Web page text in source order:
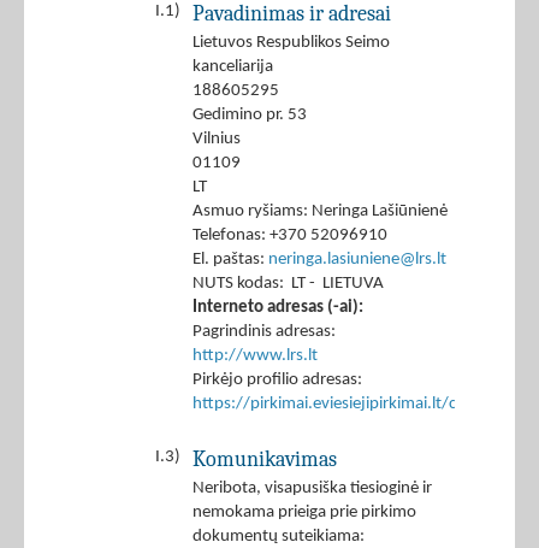
I.1) Pavadinimas ir adresai
Lietuvos Respublikos Seimo
kanceliarija
188605295
Gedimino pr. 53
Vilnius
01109
LT
Asmuo ryšiams: Neringa Lašiūnienė
Telefonas: +370 52096910
El. paštas: neringa.lasiuniene@lrs.lt
NUTS kodas: LT - LIETUVA
Interneto adresas (-ai):
Pagrindinis adresas:
http://www.lrs.lt
Pirkėjo profilio adresas:
https://pirkimai.eviesiejipirkimai.lt/ctm/
I.3) Komunikavimas
Neribota, visapusiška tiesioginė ir
nemokama prieiga prie pirkimo
dokumentų suteikiama: